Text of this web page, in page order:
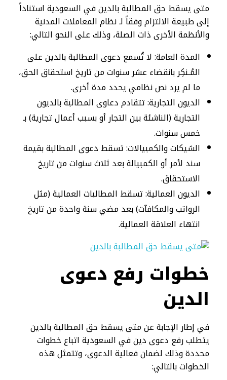
متى يسقط حق المطالبة بالدين في السعودية استناداً
إلى طبيعة الالتزام وفقاً لـ نظام المعاملات المدنية
والأنظمة الأخرى ذات الصلة، وذلك على النحو التالي:
المدة العامة: لا تُسمع دعوى المطالبة بالدين على
المُـنكِر بانقضاء عشر سنوات من تاريخ استحقاق الحق،
ما لم يرد نص نظامي يحدد مدة أخرى.
الديون التجارية: تتقادم دعاوى المطالبة بالديون
التجارية (الناشئة بين التجار أو بسبب أعمال تجارية) بـ
خمس سنوات.
الشيكات والكمبيالات: تسقط دعوى المطالبة بقيمة
سند لأمر أو الكمبيالة بعد ثلاث سنوات من تاريخ
الاستحقاق.
الديون العمالية: تسقط المطالبات العمالية (مثل
الرواتب والمكافآت) بعد مضي سنة واحدة من تاريخ
انتهاء العلاقة العمالية.
خطوات رفع دعوى
الدين
في إطار الإجابة عن متى يسقط حق المطالبة بالدين
يتطلب رفع دعوى دين في السعودية اتباع خطوات
محددة وذلك لضمان فعالية الدعوى، وتتمثل هذه
الخطوات بالتالي: